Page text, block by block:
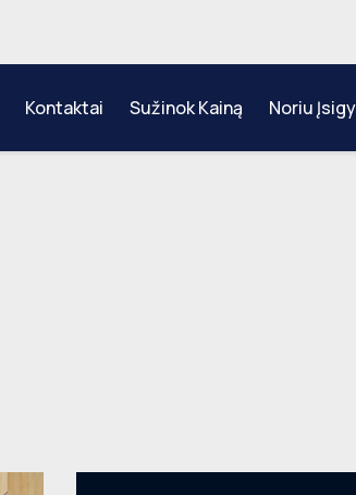
Kontaktai Sužinok Kainą Noriu